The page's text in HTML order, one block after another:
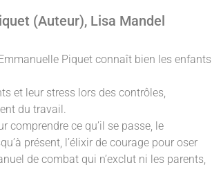
(Auteur), Lisa Mandel
Piquet connaît bien les enfants
et leur stress lors des contrôles,
du travail.
ce qu’il se passe, le
présent, l’élixir de courage pour oser
de combat qui n’exclut ni les parents,